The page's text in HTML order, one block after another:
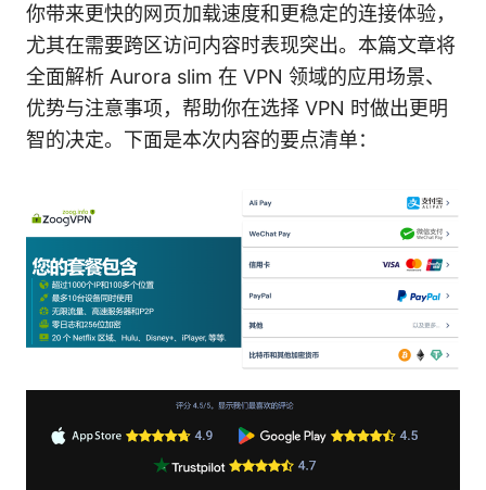
你带来更快的网页加载速度和更稳定的连接体验，
尤其在需要跨区访问内容时表现突出。本篇文章将
全面解析 Aurora slim 在 VPN 领域的应用场景、
优势与注意事项，帮助你在选择 VPN 时做出更明
智的决定。下面是本次内容的要点清单：